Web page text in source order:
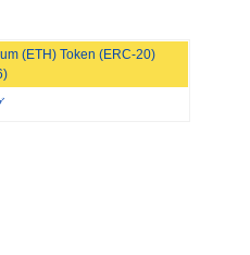
リアム上に展開
(ETH) Token (ERC-20)